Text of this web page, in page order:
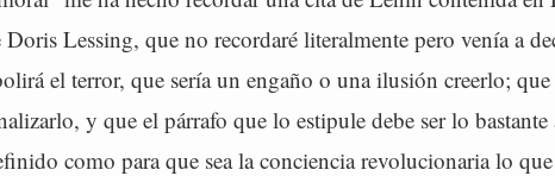
Doris Lessing, que no recordaré literalmente pero venía a
el terror, que sería un engaño o una ilusión creerlo;
y que el párrafo que lo estipule debe ser lo
como para que sea la conciencia revolucionaria lo